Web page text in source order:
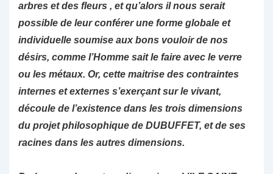
arbres et des fleurs , et qu’alors il nous serait
possible de leur conférer une forme globale et
individuelle soumise aux bons vouloir de nos
désirs, comme l’Homme sait le faire avec le verre
ou les métaux. Or, cette maitrise des contraintes
internes et externes s’exerçant sur le vivant,
découle de l’existence dans les trois dimensions
du projet philosophique de DUBUFFET, et de ses
racines dans les autres dimensions.